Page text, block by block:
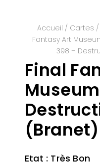
Accueil / Cartes /
Fantasy Art
398 –
Final
(Branet)
Etat : Très Bon